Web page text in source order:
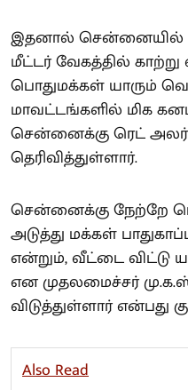
இதனால் சென்னையில்
மீட்டர் வேகத்தில்
பொதுமக்கள் யாரும்
மாவட்டங்களில் மிக
சென்னைக்கு ரெட்
தெரிவித்துள்ளார்.
சென்னைக்கு நேற்றே
அடுத்து மக்கள்
என்றும், வீட்டை விட்டு
என முதலமைச்சர்
விடுத்துள்ளார் என்பது
Also Read